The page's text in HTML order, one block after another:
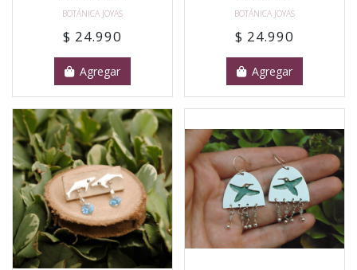
BOTÁNICA JOYAS
$ 24.990
Agregar
BOTÁNICA JOYAS
$ 24.990
Agregar